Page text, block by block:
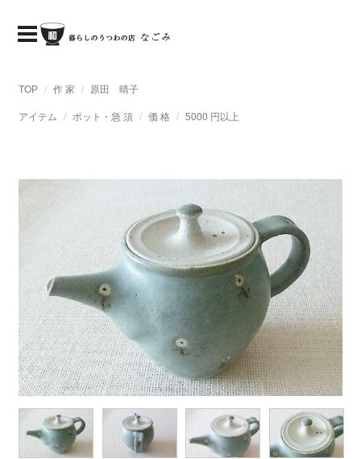
TOP 作 家 原田 晴子
アイテム ポット・急 須 価 格 5000 円以上